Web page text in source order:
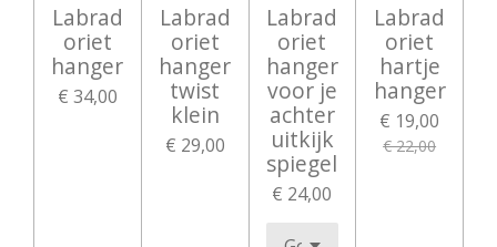
Labrad
oriet
hanger
€ 34,00
Labrad
oriet
hanger
twist
klein
€ 29,00
Labrad
oriet
hanger
voor je
achter
uitkijk
spiegel
€ 24,00
Labrad
oriet
hartje
hanger
€ 19,00
€ 22,00